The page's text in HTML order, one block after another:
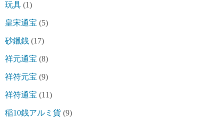
玩具 (1)
皇宋通宝 (5)
砂鑞銭 (17)
祥元通宝 (8)
祥符元宝 (9)
祥符通宝 (11)
稲10銭アルミ貨 (9)